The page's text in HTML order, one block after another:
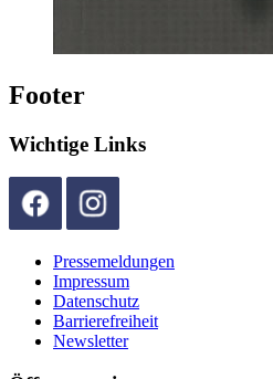
Footer
Wichtige Links
Pressemeldungen
Impressum
Datenschutz
Barrierefreiheit
Newsletter